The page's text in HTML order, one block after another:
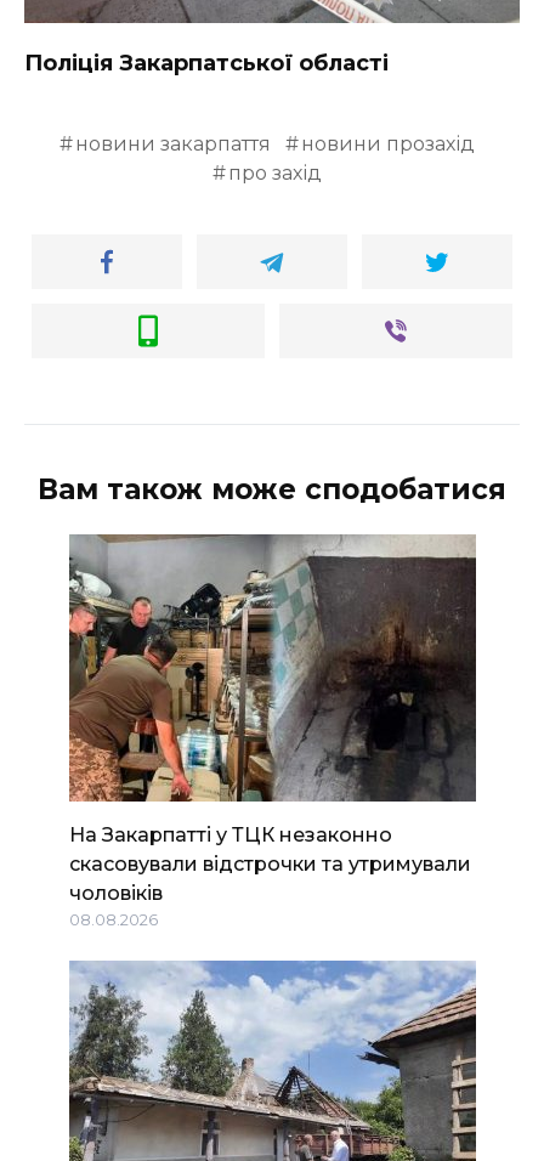
Поліція Закарпатської області
новини закарпаття
новини прозахід
про захід
Вам також може сподобатися
На Закарпатті у ТЦК незаконно
скасовували відстрочки та утримували
чоловіків
08.08.2026